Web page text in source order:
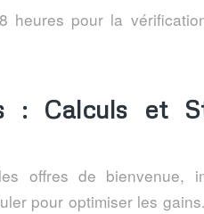
heures pour la
: Calculs et
offres de bienvenue,
pour optimiser les